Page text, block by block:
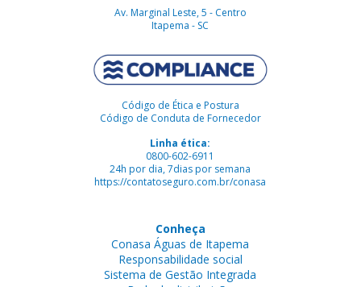
Av. Marginal Leste, 5 - Centro
Itapema - SC
Código de Ética e Postura
Código de Conduta de Fornecedor
Linha ética:
0800-602-6911
24h por dia, 7dias por semana
https://contatoseguro.com.br/conasa
Conheça
Conasa Águas de Itapema
Responsabilidade social
Sistema de Gestão Integrada